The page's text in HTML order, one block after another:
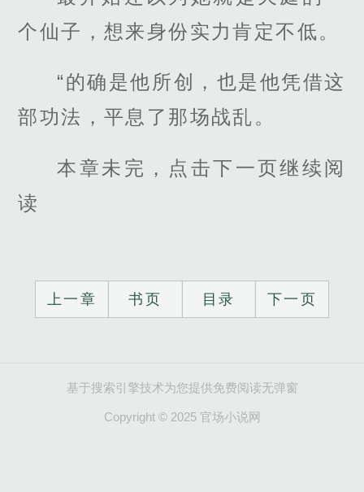
个仙子，想来身份实力肯定不低。
“的确是他所创，也是他凭借这
部功法，平息了那场战乱。
本章未完，点击下一页继续阅
读
上一章 书页 目录 下一页
基于搜索引擎技术为您提供免费阅读无弹窗
Copyright © 2025 官场小说网